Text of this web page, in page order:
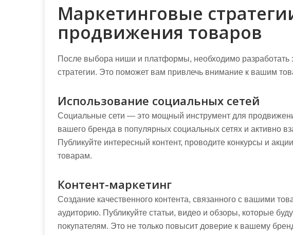
Маркетинговые
продвижения товаров
После выбора ниши и платформы, необходимо
стратегии. Это поможет вам привлечь внимание к вашим
Использование социальных сетей
Социальные сети — это мощный инструмент для
вашего бренда в популярных социальных сетях и активно
Публикуйте интересный контент, проводите конкурсы и
товарам.
Контент-маркетинг
Создание качественного контента, связанного с вашими
аудиторию. Публикуйте статьи, видео и обзоры, которые
покупателям. Это не только повысит доверие к вашему